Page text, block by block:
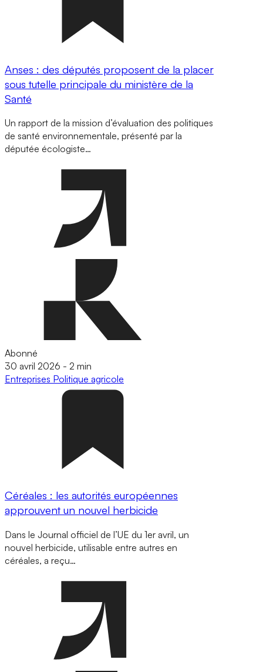
Anses : des députés proposent de la placer
sous tutelle principale du ministère de la
Santé
Un rapport de la mission d’évaluation des politiques
de santé environnementale, présenté par la
députée écologiste…
Abonné
30 avril 2026 - 2 min
Entreprises Politique agricole
Céréales : les autorités européennes
approuvent un nouvel herbicide
Dans le Journal officiel de l’UE du 1er avril, un
nouvel herbicide, utilisable entre autres en
céréales, a reçu…